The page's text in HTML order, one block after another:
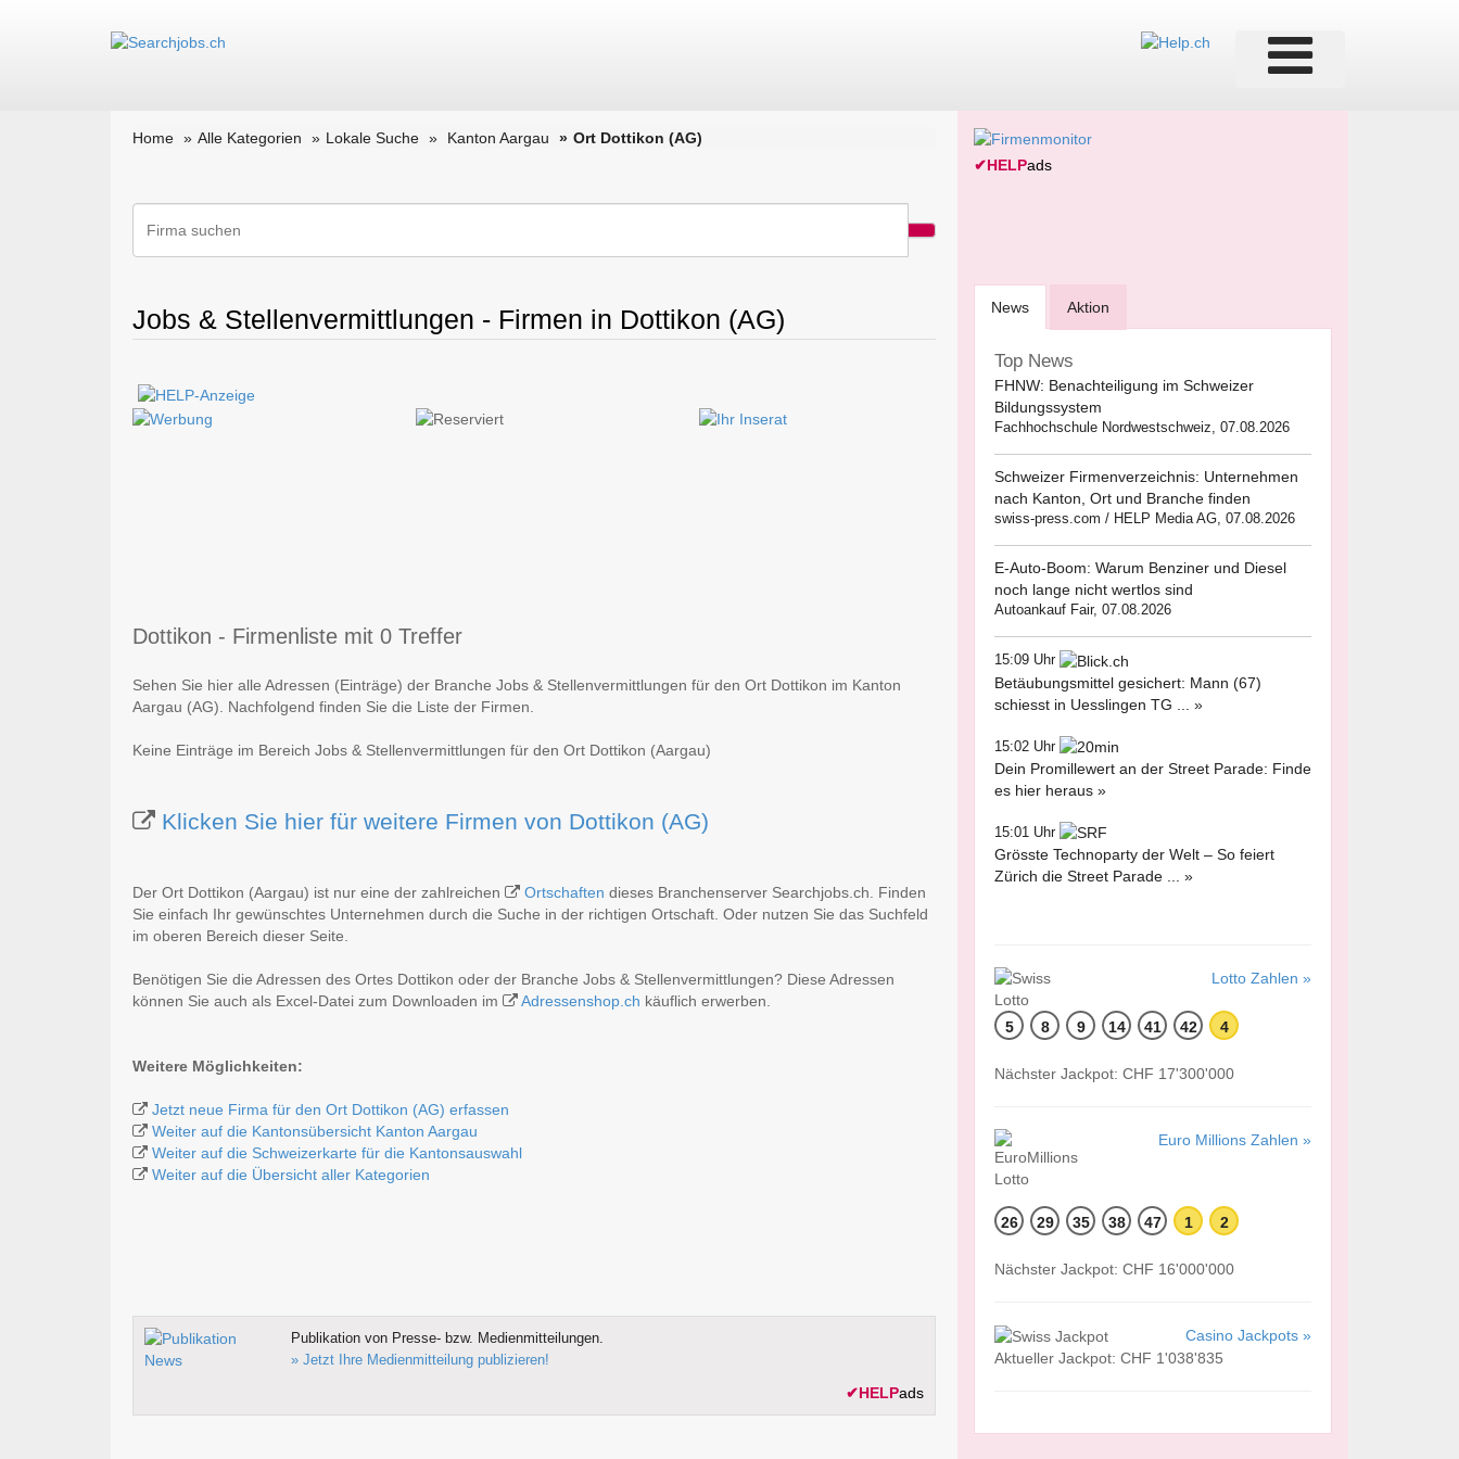
Home Alle Kategorien Lokale Suche Kanton Aargau Ort Dottikon (AG)
Jobs & Stellenvermittlungen - Firmen in Dottikon (AG)
Dottikon - Firmenliste mit 0 Treffer
Sehen Sie hier alle Adressen (Einträge) der Branche Jobs & Stellenvermittlungen für den Ort Dottikon im Kanton
Aargau (AG). Nachfolgend finden Sie die Liste der Firmen.
Keine Einträge im Bereich Jobs & Stellenvermittlungen für den Ort Dottikon (Aargau)
Klicken Sie hier für weitere Firmen von Dottikon (AG)
Der Ort Dottikon (Aargau) ist nur eine der zahlreichen Ortschaften dieses Branchenserver Searchjobs.ch. Finden
Sie einfach Ihr gewünschtes Unternehmen durch die Suche in der richtigen Ortschaft. Oder nutzen Sie das Suchfeld
im oberen Bereich dieser Seite.
Benötigen Sie die Adressen des Ortes Dottikon oder der Branche Jobs & Stellenvermittlungen? Diese Adressen
können Sie auch als Excel-Datei zum Downloaden im
Adressenshop.ch käuflich erwerben.
Weitere Möglichkeiten:
Jetzt neue Firma für den Ort Dottikon (AG) erfassen
Weiter auf die Kantonsübersicht Kanton Aargau
Weiter auf die Schweizerkarte für die Kantonsauswahl
Weiter auf die Übersicht aller Kategorien
Publikation von Presse- bzw. Medienmitteilungen.
» Jetzt Ihre Medienmitteilung publizieren!
✔HELPads
✔HELPads
News Aktion
Top News
FHNW: Benachteiligung im Schweizer
Bildungssystem
Fachhochschule Nordwestschweiz, 07.08.2026
Schweizer Firmenverzeichnis: Unternehmen
nach Kanton, Ort und Branche finden
swiss-press.com / HELP Media AG, 07.08.2026
E-Auto-Boom: Warum Benziner und Diesel
noch lange nicht wertlos sind
Autoankauf Fair, 07.08.2026
15:09 Uhr
Betäubungsmittel gesichert: Mann (67)
schiesst in Uesslingen TG ... »
15:02 Uhr
Dein Promillewert an der Street Parade: Finde
es hier heraus »
15:01 Uhr
Grösste Technoparty der Welt – So feiert
Zürich die Street Parade ... »
Lotto Zahlen »
5 8 9 14 41 42 4
Nächster Jackpot: CHF 17'300'000
Euro Millions Zahlen »
26 29 35 38 47 1 2
Nächster Jackpot: CHF 16'000'000
Casino Jackpots »
Aktueller Jackpot: CHF 1'038'835